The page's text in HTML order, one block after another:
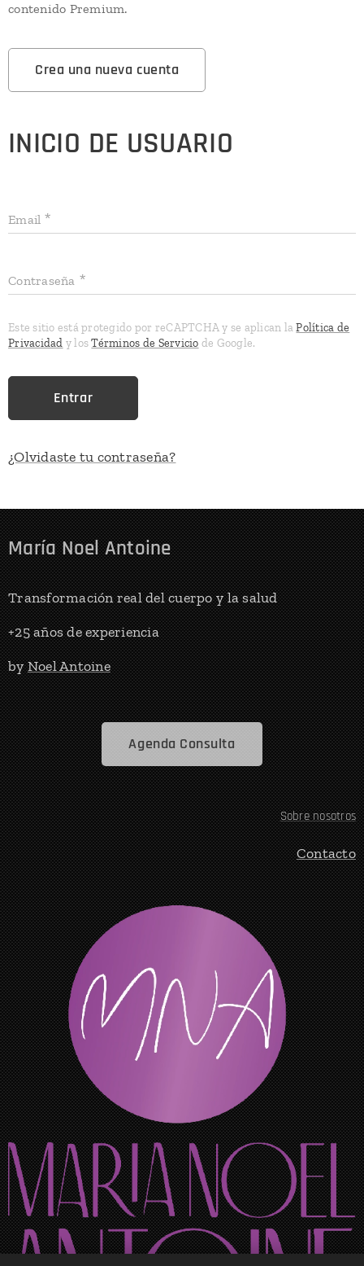
contenido Premium.
Crea una nueva cuenta
INICIO DE USUARIO
Email
Contraseña
Este sitio está protegido por reCAPTCHA y se aplican laPolítica de
Privacidad y losTérminos de Servicio de Google.
Entrar
¿Olvidaste tu contraseña?
María Noel Antoine
Transformación real del cuerpo y la salud
+25 años de experiencia
byNoel Antoine
Agenda Consulta
Sobre nosotros
Contacto